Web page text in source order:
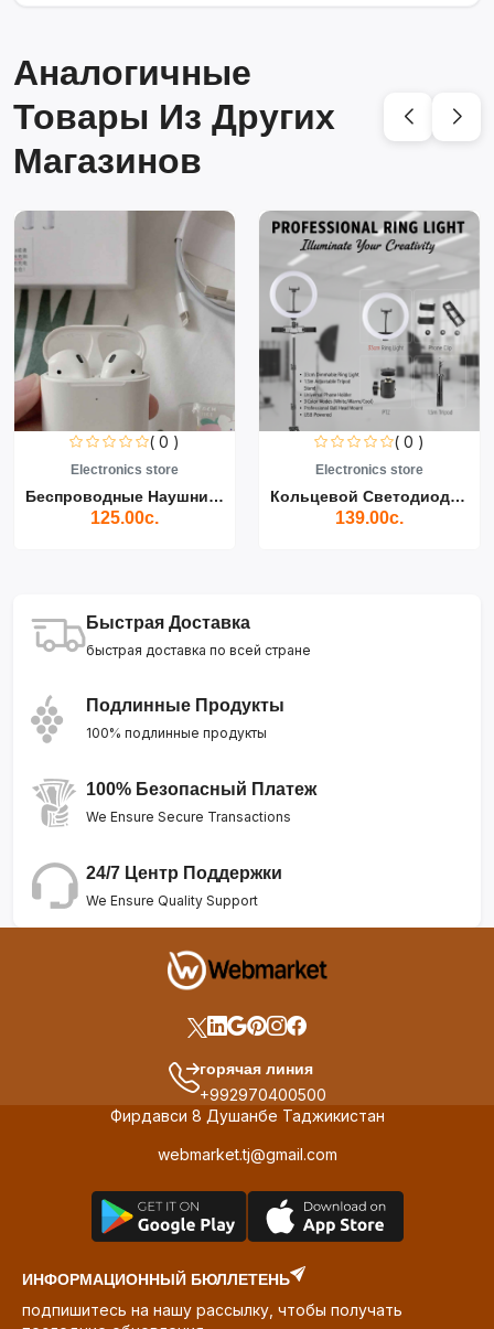
Аналогичные
Товары Из Других
Магазинов
( 0 )
Electronics store
Беспроводные Наушники Air...
125.00с.
( 0 )
Electronics store
Кольцевой Светодиодный Св...
139.00с.
Быстрая Доставка
быстрая доставка по всей стране
Подлинные Продукты
100% подлинные продукты
100% Безопасный Платеж
We Ensure Secure Transactions
24/7 Центр Поддержки
We Ensure Quality Support
горячая линия
+992970400500
Фирдавси 8 Душанбе Таджикистан
webmarket.tj@gmail.com
ИНФОРМАЦИОННЫЙ БЮЛЛЕТЕНЬ
подпишитесь на нашу рассылку, чтобы получать